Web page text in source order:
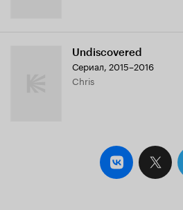
Undiscovered
Сериал, 2015–2016
Chris